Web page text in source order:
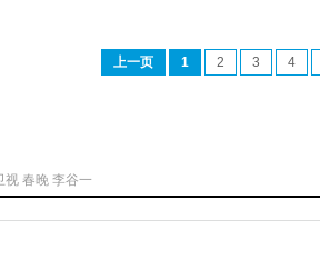
上一页 1 2 3 4
视 春晚 李谷一